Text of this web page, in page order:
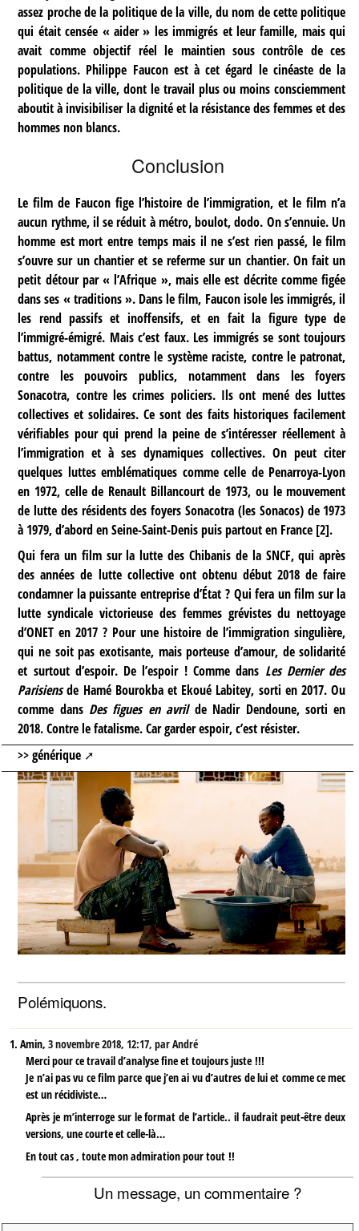
assez proche de la politique de la ville, du nom de cette politique
qui était censée « aider » les immigrés et leur famille, mais qui
avait comme objectif réel le maintien sous contrôle de ces
populations. Philippe Faucon est à cet égard le cinéaste de la
politique de la ville, dont le travail plus ou moins consciemment
aboutit à invisibiliser la dignité et la résistance des femmes et des
hommes non blancs.
Conclusion
Le film de Faucon fige l’histoire de l’immigration, et le film n’a
aucun rythme, il se réduit à métro, boulot, dodo. On s’ennuie. Un
homme est mort entre temps mais il ne s’est rien passé, le film
s’ouvre sur un chantier et se referme sur un chantier. On fait un
petit détour par « l’Afrique », mais elle est décrite comme figée
dans ses « traditions ». Dans le film, Faucon isole les immigrés, il
les rend passifs et inoffensifs, et en fait la figure type de
l’immigré-émigré. Mais c’est faux. Les immigrés se sont toujours
battus, notamment contre le système raciste, contre le patronat,
contre les pouvoirs publics, notamment dans les foyers
Sonacotra, contre les crimes policiers. Ils ont mené des luttes
collectives et solidaires. Ce sont des faits historiques facilement
vérifiables pour qui prend la peine de s’intéresser réellement à
l’immigration et à ses dynamiques collectives. On peut citer
quelques luttes emblématiques comme celle de Penarroya-Lyon
en 1972, celle de Renault Billancourt de 1973, ou le mouvement
de lutte des résidents des foyers Sonacotra (les Sonacos) de 1973
à 1979, d’abord en Seine-Saint-Denis puis partout en France [2].
Qui fera un film sur la lutte des Chibanis de la SNCF, qui après
des années de lutte collective ont obtenu début 2018 de faire
condamner la puissante entreprise d’État ? Qui fera un film sur la
lutte syndicale victorieuse des femmes grévistes du nettoyage
d’ONET en 2017 ? Pour une histoire de l’immigration singulière,
qui ne soit pas exotisante, mais porteuse d’amour, de solidarité
et surtout d’espoir. De l’espoir ! Comme dans Les Dernier des
Parisiensde Hamé Bourokba et Ekoué Labitey, sorti en 2017. Ou
comme dans Des figues en avrilde Nadir Dendoune, sorti en
2018. Contre le fatalisme. Car garder espoir, c’est résister.
>> générique
Polémiquons.
1. Amin,3 novembre 2018, 12:17,parAndré
Merci pour ce travail d’analyse fine et toujours juste !!!
Je n’ai pas vu ce film parce que j’en ai vu d’autres de lui et comme ce mec
est un récidiviste…
Après je m’interroge sur le format de l’article.. il faudrait peut-être deux
versions, une courte et celle-là…
En tout cas , toute mon admiration pour tout !!
Un message, un commentaire ?